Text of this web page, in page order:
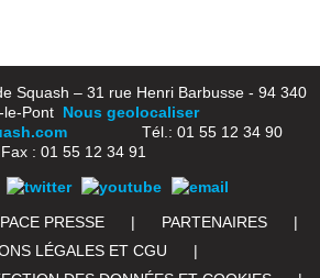
Squash – 31 rue Henri Barbusse - 94 340
le-Pont Nous geolocaliser
Tél.: 01 55 12 34 90
Fax : 01 55 12 34 91
PRESSE | PARTENAIRES
|
LÉGALES ET CGU
|